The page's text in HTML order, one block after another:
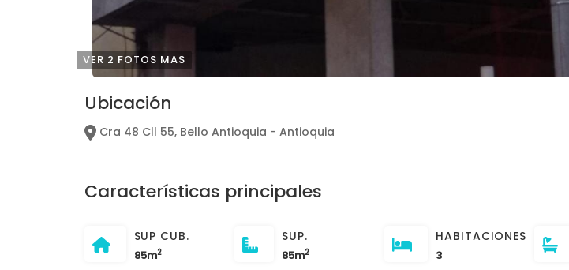
VER 2 FOTOS MAS
Ubicación
Cra 48 Cll 55, Bello Antioquia - Antioquia
Características principales
SUP CUB.
85m2
SUP.
85m2
HABITACIONES
3